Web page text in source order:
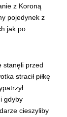
z Koroną
pojedynek z
jak po
stanęli przed
stracił piłkę
gdyby
cieszyliby